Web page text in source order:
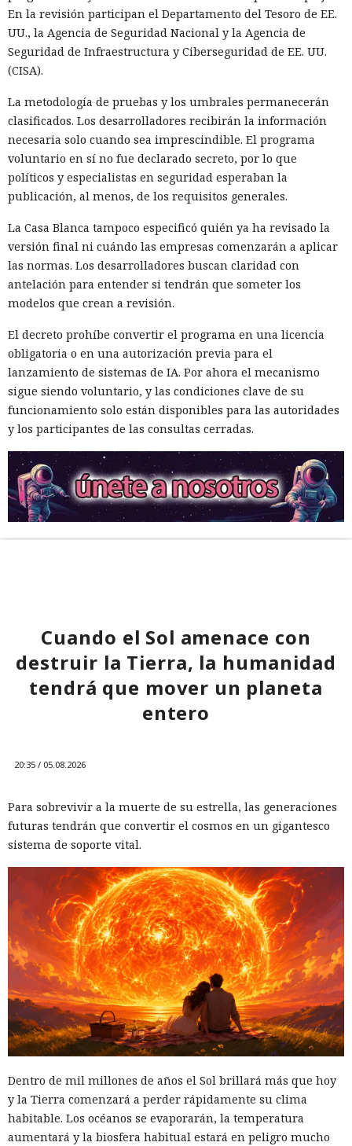
En la revisión participan el Departamento del Tesoro de EE.
UU., la Agencia de Seguridad Nacional y la Agencia de
Seguridad de Infraestructura y Ciberseguridad de EE. UU.
(CISA).
La metodología de pruebas y los umbrales permanecerán
clasificados. Los desarrolladores recibirán la información
necesaria solo cuando sea imprescindible. El programa
voluntario en sí no fue declarado secreto, por lo que
políticos y especialistas en seguridad esperaban la
publicación, al menos, de los requisitos generales.
La Casa Blanca tampoco especificó quién ya ha revisado la
versión final ni cuándo las empresas comenzarán a aplicar
las normas. Los desarrolladores buscan claridad con
antelación para entender si tendrán que someter los
modelos que crean a revisión.
El decreto prohíbe convertir el programa en una licencia
obligatoria o en una autorización previa para el
lanzamiento de sistemas de IA. Por ahora el mecanismo
sigue siendo voluntario, y las condiciones clave de su
funcionamiento solo están disponibles para las autoridades
y los participantes de las consultas cerradas.
Cuando el Sol amenace con
destruir la Tierra, la humanidad
tendrá que mover un planeta
entero
20:35 / 05.08.2026
Para sobrevivir a la muerte de su estrella, las generaciones
futuras tendrán que convertir el cosmos en un gigantesco
sistema de soporte vital.
Dentro de mil millones de años el Sol brillará más que hoy
y la Tierra comenzará a perder rápidamente su clima
habitable. Los océanos se evaporarán, la temperatura
aumentará y la biosfera habitual estará en peligro mucho